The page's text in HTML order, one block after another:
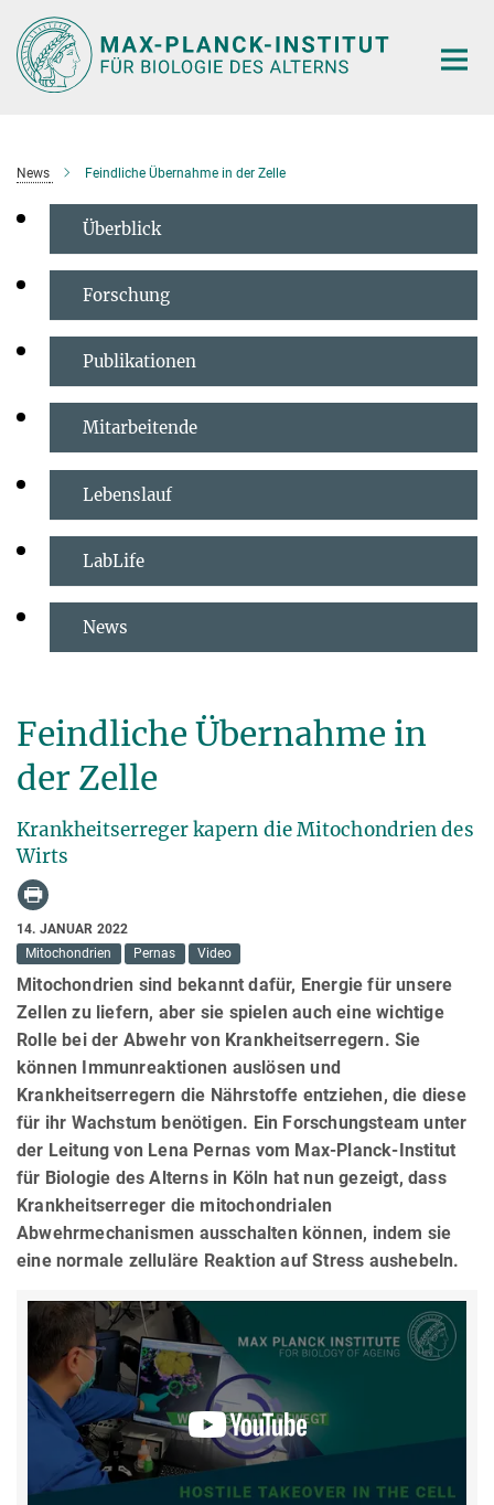
Hauptinhalt
News Feindliche Übernahme in der Zelle
Überblick
Forschung
Publikationen
Mitarbeitende
Lebenslauf
LabLife
News
Feindliche Übernahme in
der Zelle
Krankheitserreger kapern die Mitochondrien des
Wirts
14. JANUAR 2022
Mitochondrien
Pernas Video
Mitochondrien sind bekannt dafür, Energie für unsere
Zellen zu liefern, aber sie spielen auch eine wichtige
Rolle bei der Abwehr von Krankheitserregern. Sie
können Immunreaktionen auslösen und
Krankheitserregern die Nährstoffe entziehen, die diese
für ihr Wachstum benötigen. Ein Forschungsteam unter
der Leitung von Lena Pernas vom Max-Planck-Institut
für Biologie des Alterns in Köln hat nun gezeigt, dass
Krankheitserreger die mitochondrialen
Abwehrmechanismen ausschalten können, indem sie
eine normale zelluläre Reaktion auf Stress aushebeln.